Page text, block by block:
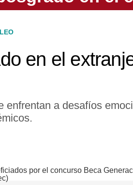
en el
enfrentan a desafíos